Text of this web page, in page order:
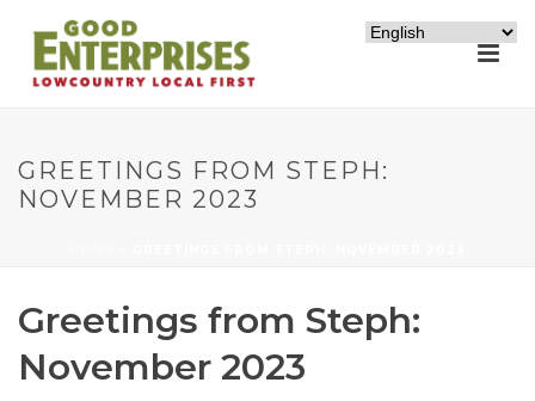
GREETINGS FROM STEPH:
NOVEMBER 2023
Greetings from Steph:
November 2023